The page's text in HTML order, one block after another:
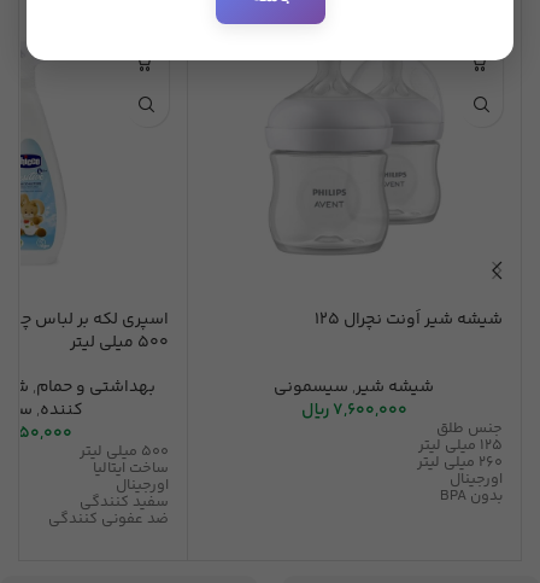
شیشه شیر اَونت نچرال 125
شیشه شیر, سیسمونی
7,600,000ریال
جنس طلق
125 میلی لیتر
260 میلی لیتر
اورجینال
بدون BPA
500 میلی لیتر
بهداشتی و حمام,
کننده,
7,150,000
500 میلی لیتر
ساخت ایتالیا
اورجینال
سفید کنندگی
ضد عفونی کنندگی